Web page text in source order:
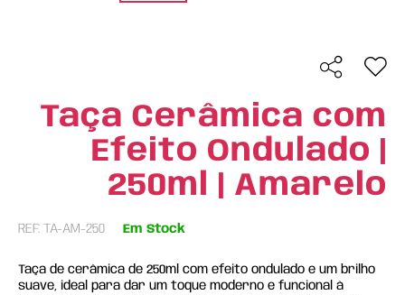
Taça Cerâmica com
Efeito Ondulado |
250ml | Amarelo
REF: TA-AM-250 Em Stock
Taça de cerâmica de 250ml com efeito ondulado e um brilho
suave, ideal para dar um toque moderno e funcional à